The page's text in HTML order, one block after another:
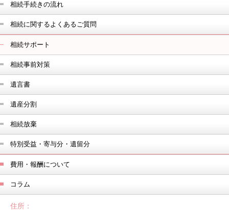
相続手続きの流れ
相続に関するよくあるご質問
相続サポート
相続事前対策
遺言書
遺産分割
相続放棄
特別受益・寄与分・遺留分
費用・報酬について
コラム
住所